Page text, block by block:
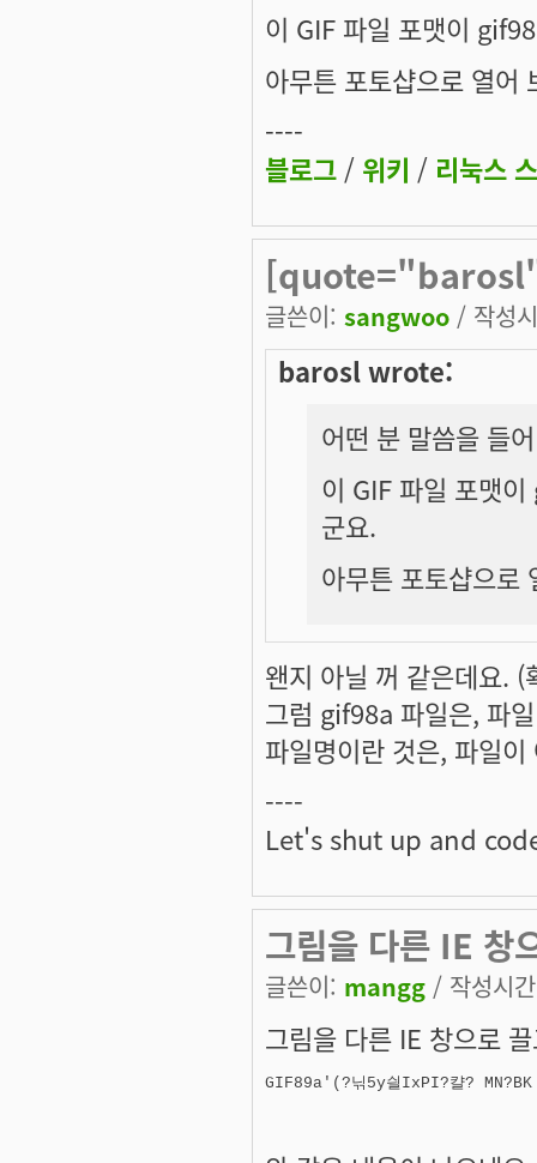
이 GIF 파일 포맷이
아무튼 포토샵으로 열어
----
블로그 / 위키 / 리눅스
[quote="barosl"]
글쓴이: sangwoo / 작성
barosl wrote:
어떤 분 말씀을 들
이 GIF 파일 포맷
군요.
아무튼 포토샵으로
왠지 아닐 꺼 같은데요. (
그럼 gif98a 파일은, 파
파일명이란 것은, 파일
----
Let's shut up and
그림을 다른 IE
글쓴이: mangg / 작성시
그림을 다른 IE 창으로